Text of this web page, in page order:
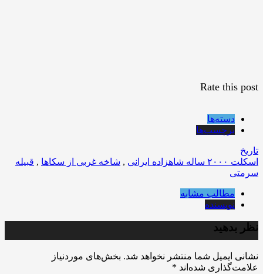
Rate this post
دسته‌ها
برچسب‌ها
تاریخ
اسکلت ۲۰۰۰ ساله شاهزاده ایرانی
, شاخه غربی از سکاها , قبیله
سرمتی
مطالب مشابه
نویسنده
نظر بدهید
نشانی ایمیل شما منتشر نخواهد شد. بخش‌های موردنیاز
علامت‌گذاری شده‌اند *